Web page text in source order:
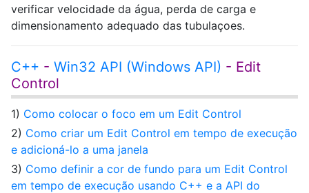
verificar velocidade da água, perda de carga e
dimensionamento adequado das tubulaçoes.
C++ - Win32 API (Windows API) - Edit
Control
1) Como colocar o foco em um Edit Control
2) Como criar um Edit Control em tempo de execução
e adicioná-lo a uma janela
3) Como definir a cor de fundo para um Edit Control
em tempo de execução usando C++ e a API do